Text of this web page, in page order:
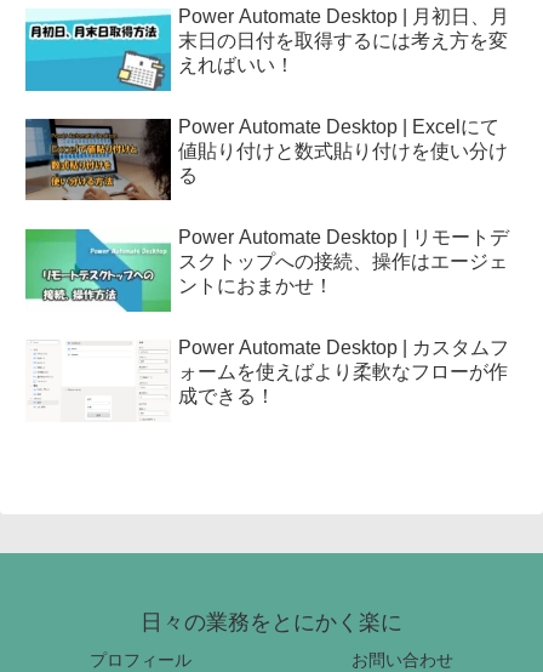
Power Automate Desktop | 月初日、月
末日の日付を取得するには考え方を変
えればいい！
Power Automate Desktop | Excelにて
値貼り付けと数式貼り付けを使い分け
る
Power Automate Desktop | リモートデ
スクトップへの接続、操作はエージェ
ントにおまかせ！
Power Automate Desktop | カスタムフ
ォームを使えばより柔軟なフローが作
成できる！
日々の業務をとにかく楽に
プロフィール お問い合わせ